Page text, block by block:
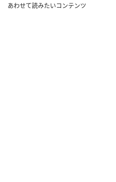
あわせて読みたいコンテンツ